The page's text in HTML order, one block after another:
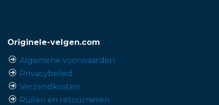
Originele-velgen.com
Algemene voorwaarden
Privacybeleid
Verzendkosten
Ruilen en retourneren